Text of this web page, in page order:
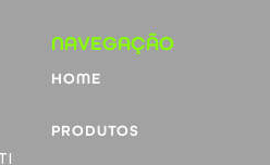
NAVEGAÇÃO
HOME
PRODUTOS